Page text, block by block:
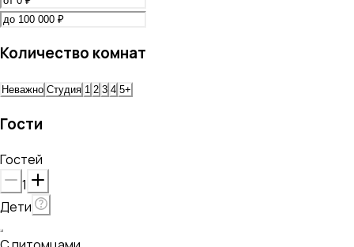
Количество комнат
Неважно Студия 1 2 3 4 5+
Гости
Гостей
1
Дети